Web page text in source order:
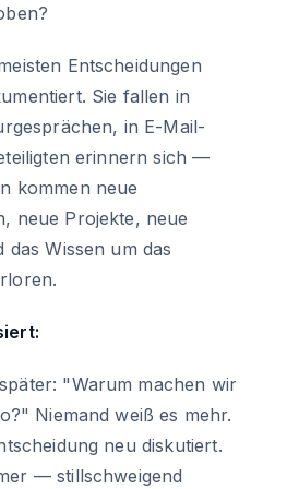
Entscheidungen
Sie fallen in
in E-Mail-
erinnern sich —
kommen neue
neue Projekte, neue
das Wissen um das
"Warum machen wir
Niemand weiß es mehr.
neu diskutiert.
— stillschweigend